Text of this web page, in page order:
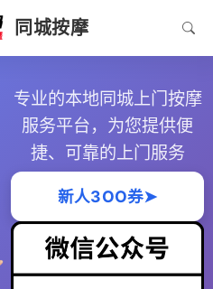
同城按摩
专业的本地同城上门按摩
服务平台，为您提供便
捷、可靠的上门服务
新人3OO券➤